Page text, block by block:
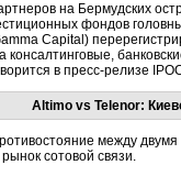
на Бермудских
фондов
Capital)
в пресс-релизе
Altimo vs Telenor:
между
сотовой связи.